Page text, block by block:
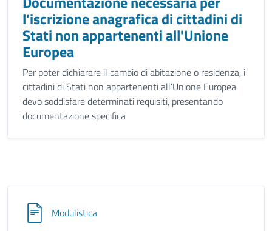
l’iscrizione anagrafica di cittadini di
Stati non appartenenti all'Unione
Europea
Per poter dichiarare il cambio di abitazione o residenza, i
cittadini di Stati non appartenenti all’Unione Europea
devo soddisfare determinati requisiti, presentando
documentazione specifica
Modulistica